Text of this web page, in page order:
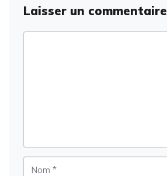
Laisser un commentaire